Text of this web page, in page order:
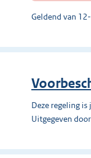
Geldend van
Deze regeling
Uitgegeven